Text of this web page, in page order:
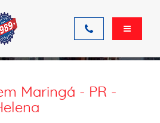
Maringá - PR -